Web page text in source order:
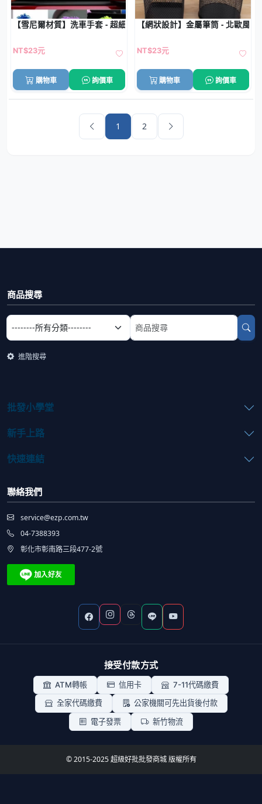
【雪尼爾材質】洗車手套 - 超細纖維吸水套
NT$23元
購物車 詢價車
【網狀設計】金屬筆筒 - 北歐風桌
NT$23元
購物車 詢價車
1 2
商品搜尋
選擇商品分類
搜尋商品關鍵字
進階搜尋
批發小學堂
新手上路
快速連結
聯絡我們
service@ezp.com.tw
04-7388393
彰化市彰南路三段477-2號
接受付款方式
ATM轉帳 信用卡
7-11代碼繳費
全家代碼繳費
公家機關可先出貨後付款
電子發票
新竹物流
© 2015-2025 超級好批批發商城 版權所有